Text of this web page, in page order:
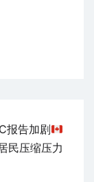
报告加剧
民压缩压力